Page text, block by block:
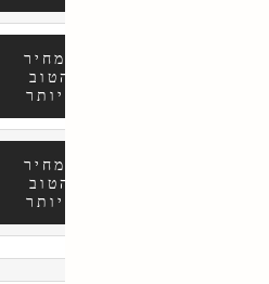
המחיר
הטוב
ביותר
המחיר
הטוב
ביותר